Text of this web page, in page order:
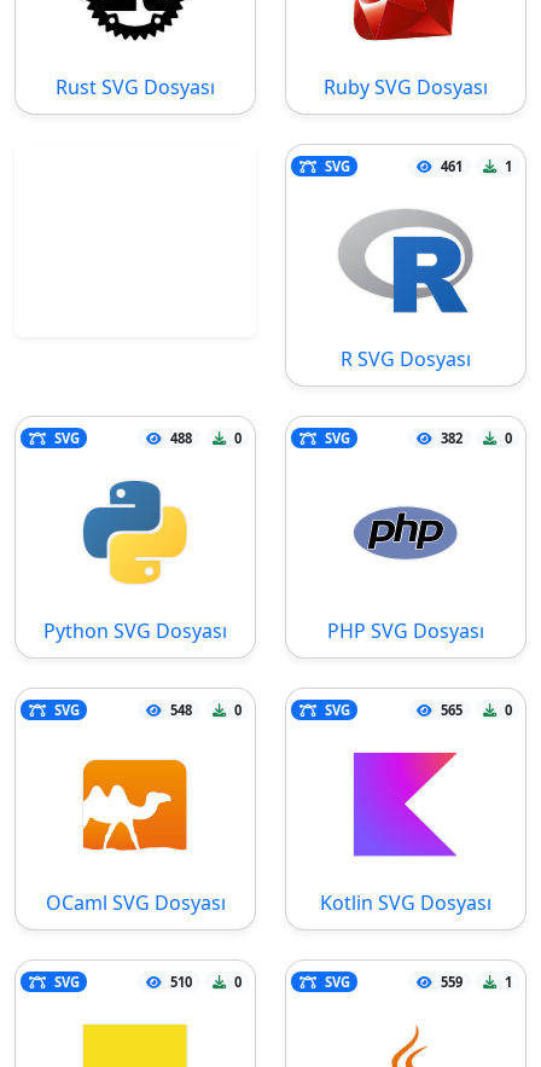
Rust SVG Dosyası Ruby SVG Dosyası
SVG 461 1
R SVG Dosyası
SVG 488 0
Python SVG Dosyası
SVG 382 0
PHP SVG Dosyası
SVG 548 0
OCaml SVG Dosyası
SVG 565 0
Kotlin SVG Dosyası
SVG 510 0 SVG 559 1